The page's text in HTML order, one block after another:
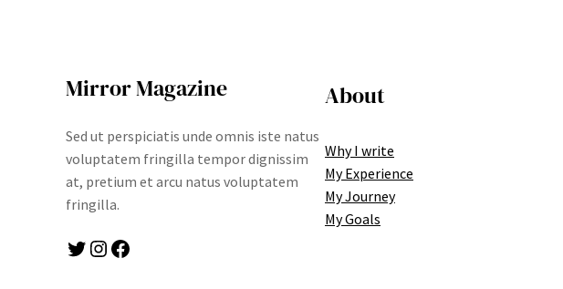
Mirror Magazine
Sed ut perspiciatis unde omnis iste natus
voluptatem fringilla tempor dignissim
at, pretium et arcu natus voluptatem
fringilla.
Twitter Instagram Facebook
About
Why I write
My Experience
My Journey
My Goals